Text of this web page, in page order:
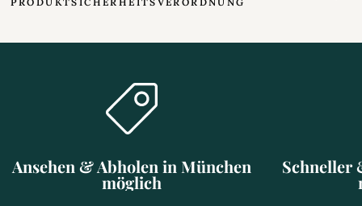
Ansehen & Abholen in München
möglich
Schneller